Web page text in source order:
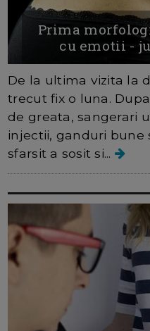
Prima
cu emotii -
De la ultima vizita la
trecut fix o luna.
de greata, sangerari
injectii, ganduri bune
sfarsit a sosit si...